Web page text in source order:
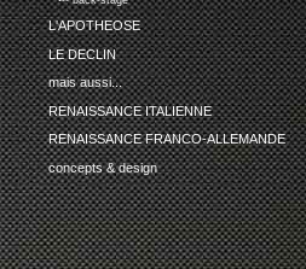
L'APOTHEOSE
LE DECLIN
mais aussi...
RENAISSANCE ITALIENNE
RENAISSANCE FRANCO-ALLEMANDE
concepts & design